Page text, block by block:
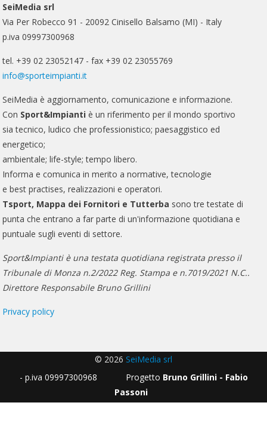
SeiMedia srl
Via Per Robecco 91 - 20092 Cinisello Balsamo (MI) - Italy
p.iva 09997300968
tel. +39 02 23052147 - fax +39 02 23055769
info@sporteimpianti.it
SeiMedia è aggiornamento, comunicazione e informazione.
Con Sport&Impianti è un riferimento per il mondo sportivo
sia tecnico, ludico che professionistico; paesaggistico ed
energetico;
ambientale; life-style; tempo libero.
Informa e comunica in merito a normative, tecnologie
e best practises, realizzazioni e operatori.
Tsport, Mappa dei Fornitori e Tutterba sono tre testate di
punta che entrano a far parte di un'informazione quotidiana e
puntuale sugli eventi di settore.
Sport&Impianti è una testata quotidiana registrata presso il
Tribunale di Monza n.2/2022 Reg. Stampa e n.7019/2021 N.C..
Direttore Responsabile Bruno Grillini
Privacy policy
© 2026 SeiMedia srl
- p.iva 09997300968 Progetto Bruno Grillini - Fabio
Passoni